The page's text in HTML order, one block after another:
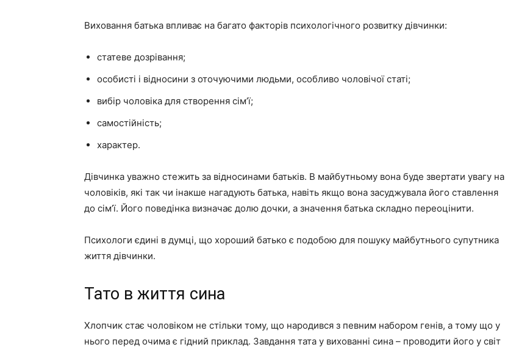
Виховання батька впливає на багато факторів психологічного розвитку дівчинки:
статеве дозрівання;
особисті і відносини з оточуючими людьми, особливо чоловічої статі;
вибір чоловіка для створення сім’ї;
самостійність;
характер.
Дівчинка уважно стежить за відносинами батьків. В майбутньому вона буде звертати увагу на
чоловіків, які так чи інакше нагадують батька, навіть якщо вона засуджувала його ставлення
до сім’ї. Його поведінка визначає долю дочки, а значення батька складно переоцінити.
Психологи єдині в думці, що хороший батько є подобою для пошуку майбутнього супутника
життя дівчинки.
Тато в життя сина
Хлопчик стає чоловіком не стільки тому, що народився з певним набором генів, а тому що у
нього перед очима є гідний приклад. Завдання тата у вихованні сина – проводити його у світ